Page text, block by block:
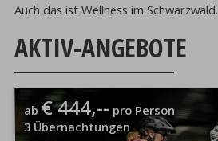
Auch das ist Wellness im Schwarzwald.
AKTIV-ANGEBOTE
ab € 444,-- pro Person
3 Übernachtungen